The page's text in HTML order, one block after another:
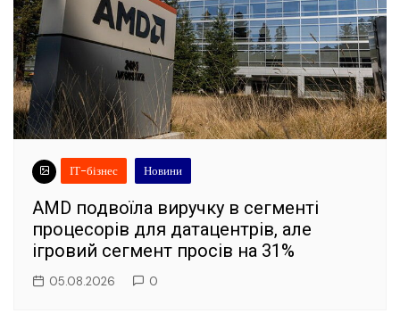
ІТ-бізнес Новини
AMD подвоїла виручку в сегменті
процесорів для датацентрів, але
ігровий сегмент просів на 31%
05.08.2026 0